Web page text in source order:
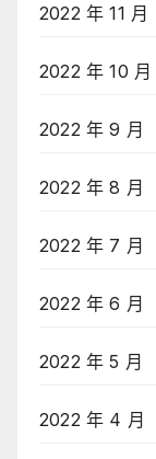
2022 年 11 月
2022 年 10 月
2022 年 9 月
2022 年 8 月
2022 年 7 月
2022 年 6 月
2022 年 5 月
2022 年 4 月